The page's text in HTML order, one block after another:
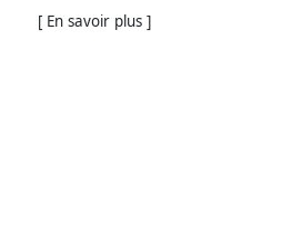
[ En savoir plus ]